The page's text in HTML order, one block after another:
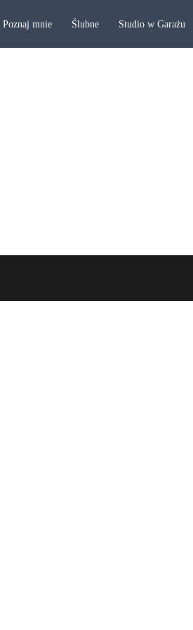
Poznaj mnie Ślubne Studio w Garażu